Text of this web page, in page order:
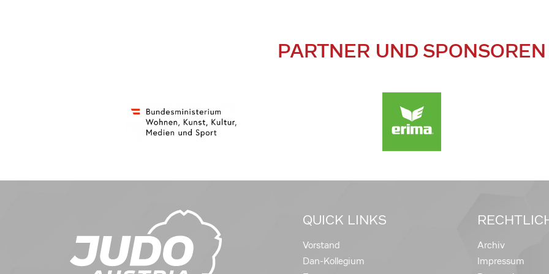
PARTNER UND SPONSOREN
QUICK LINKS
Vorstand
Dan-Kollegium
Archiv
Impressum